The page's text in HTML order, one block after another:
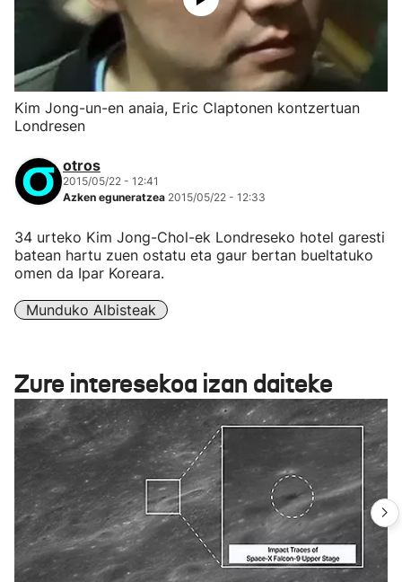
Kim Jong-un-en anaia, Eric Claptonen kontzertuan
Londresen
otros
2015/05/22 - 12:41
Azken eguneratzea 2015/05/22 - 12:33
34 urteko Kim Jong-Chol-ek Londreseko hotel garesti
batean hartu zuen ostatu eta gaur bertan bueltatuko
omen da Ipar Koreara.
Munduko Albisteak
Zure interesekoa izan daiteke